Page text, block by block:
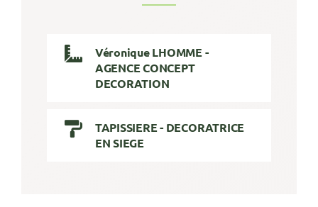
Véronique LHOMME -
AGENCE CONCEPT
DECORATION
TAPISSIERE - DECORATRICE
EN SIEGE